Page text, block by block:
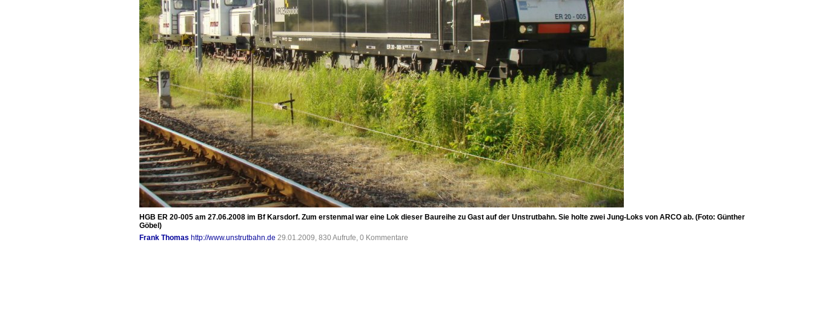
HGB ER 20-005 am 27.06.2008 im Bf Karsdorf. Zum erstenmal war eine Lok dieser Baureihe zu Gast auf der Unstrutbahn. Sie holte zwei Jung-Loks von ARCO ab. (Foto: Günther
Göbel)
Frank Thomas http://www.unstrutbahn.de 29.01.2009, 830 Aufrufe, 0 Kommentare